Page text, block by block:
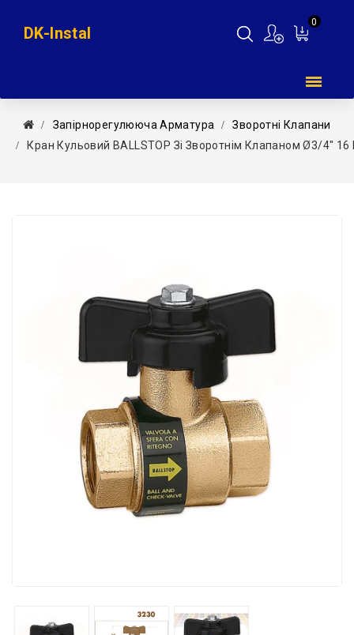
0
DK-Instal
Запірнорегулююча Арматура
Зворотні Клапани
Кран Кульовий BALLSTOP Зі Зворотнім Клапаном Ø3/4″